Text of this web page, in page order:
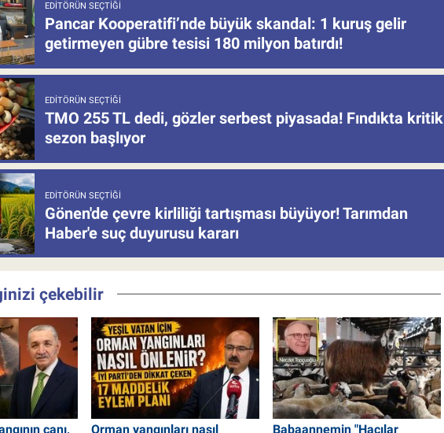
EDITÖRÜN SEÇTIĞI
Pancar Kooperatifi’nde büyük skandal: 1 kuruş gelir
getirmeyen gübre tesisi 180 milyon batırdı!
EDITÖRÜN SEÇTIĞI
TMO 255 TL dedi, gözler serbest piyasada! Fındıkta kritik
sezon başlıyor
EDITÖRÜN SEÇTIĞI
Gönen'de çevre kirliliği tartışması büyüyor! Tarımdan
Haber'e suç duyurusu kararı
çekebilir
canı, Orman yangınları nasıl Babaannemin "Hacılar